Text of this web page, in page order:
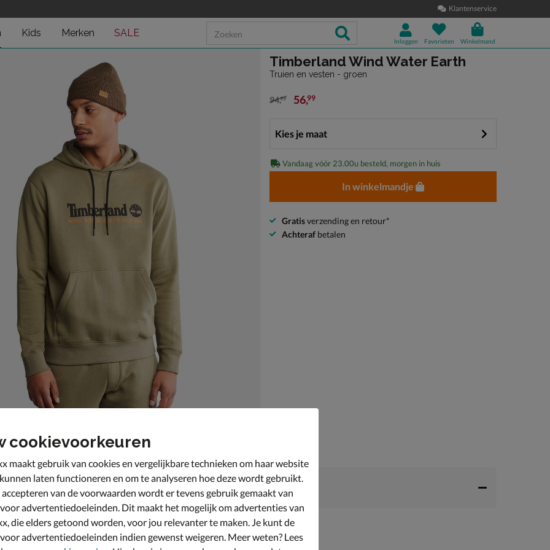
Klantenservice
Kids Merken SALE
Inloggen Favorieten Winkelmand
Timberland Wind Water Earth
Truien en vesten - groen
van € 94,99 voor € 56,99
94,99 56,99
Kies je maat
Vandaag vóór 23.00u besteld, morgen in huis
In winkelmandje
Gratisverzending en retour*
Achteraf betalen
chemicaliën of pesticiden. Afgewerkt met het
cookievoorkeuren
maakt gebruik van cookies en vergelijkbare technieken om haar website
laten functioneren en om te analyseren hoe deze wordt gebruikt.
van de voorwaarden wordt er tevens gebruik gemaakt van
advertentiedoeleinden. Dit maakt het mogelijk om advertenties van
die elders getoond worden, voor jou relevanter te maken. Je kunt de
advertentiedoeleinden indien gewenst weigeren. Meer weten? Lees